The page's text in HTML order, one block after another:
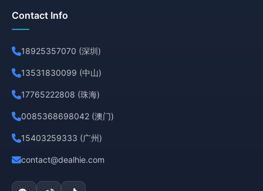
Contact Info
18925357070 (深圳)
13531830099 (中山)
17765222808 (珠海)
0085368698042 (澳门)
15403259333 (广州)
contact@dealhie.com